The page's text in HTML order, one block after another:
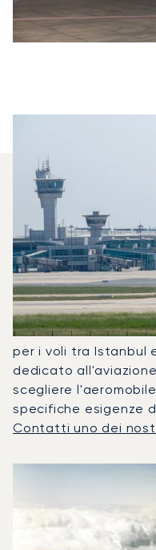
Quali Jet
Nel 2025, il
Falcon 2000LX sono
per i voli tra Istanbul
dedicato
scegliere
specifiche esigenze
Contatti uno dei
Autonomia (NM)